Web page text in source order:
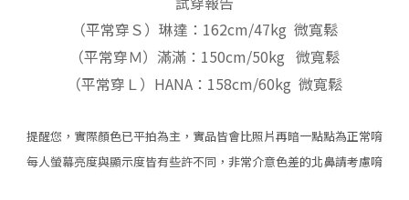
（平常穿Ｓ）琳達：162cm/47kg 微寬鬆
（平常穿Ｍ）滿滿：150cm/50kg 微寬鬆
（平常穿Ｌ）HANA：158cm/60kg 微寬鬆
提醒您，實際顏色已平拍為主，實品皆會比照片再暗一點點為正常唷
每人螢幕亮度與顯示度皆有些許不同，非常介意色差的北鼻請考慮唷